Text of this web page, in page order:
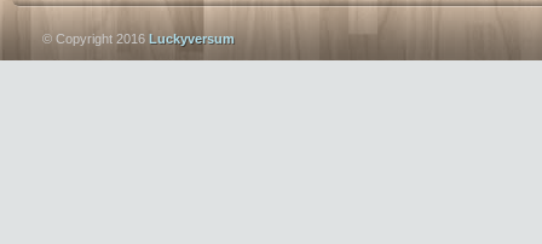
© Copyright 2016 Luckyversum